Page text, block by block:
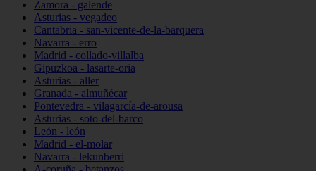
Zamora - galende
Asturias - vegadeo
Cantabria - san-vicente-de-la-barquera
Navarra - erro
Madrid - collado-villalba
Gipuzkoa - lasarte-oria
Asturias - aller
Granada - almuñécar
Pontevedra - vilagarcía-de-arousa
Asturias - soto-del-barco
León - león
Madrid - el-molar
Navarra - lekunberri